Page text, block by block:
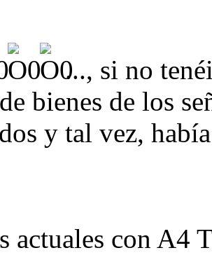
..., si no
bienes de los
y tal vez,
actuales con A4